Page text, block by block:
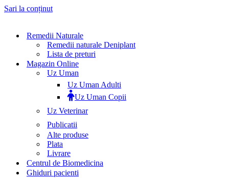
Sari la conținut
Remedii Naturale
Remedii naturale Deniplant
Lista de preturi
Magazin Online
Uz Uman
Uz Uman Adulti
Uz Uman Copii
Uz Veterinar
Publicatii
Alte produse
Plata
Livrare
Centrul de Biomedicina
Ghiduri pacienti